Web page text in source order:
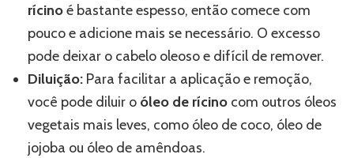
rícinoé bastante espesso, então comece com
pouco e adicione mais se necessário. O excesso
pode deixar o cabelo oleoso e difícil de remover.
Diluição: Para facilitar a aplicação e remoção,
você pode diluir o óleo de rícino com outros óleos
vegetais mais leves, como óleo de coco, óleo de
jojoba ou óleo de amêndoas.